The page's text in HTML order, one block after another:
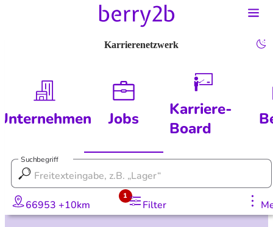
Karrierenetzwerk
Jobs
Karriere-
Board
Suchbegriff
66953 +10km Filter
1